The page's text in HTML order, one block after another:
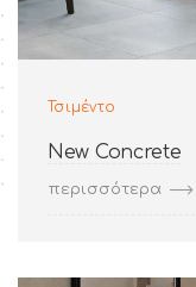
Τσιμέντο
New Concrete
περισσότερα